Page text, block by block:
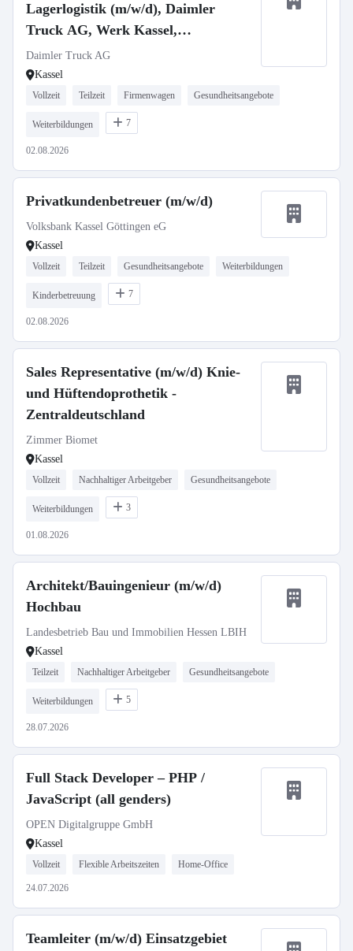
Lagerlogistik (m/w/d), Daimler
Truck AG, Werk Kassel,
Ausbildungsbeginn 01.09.2027
Daimler Truck AG
Kassel
Vollzeit Teilzeit Firmenwagen Gesundheitsangebote
Weiterbildungen 7
02.08.2026
Privatkundenbetreuer (m/w/d)
Volksbank Kassel Göttingen eG
Kassel
Vollzeit Teilzeit Gesundheitsangebote Weiterbildungen
Kinderbetreuung 7
02.08.2026
Sales Representative (m/w/d) Knie-
und Hüftendoprothetik -
Zentraldeutschland
Zimmer Biomet
Kassel
Vollzeit Nachhaltiger Arbeitgeber Gesundheitsangebote
Weiterbildungen 3
01.08.2026
Architekt/Bauingenieur (m/w/d)
Hochbau
Landesbetrieb Bau und Immobilien Hessen LBIH
Kassel
Teilzeit Nachhaltiger Arbeitgeber Gesundheitsangebote
Weiterbildungen 5
28.07.2026
Full Stack Developer – PHP /
JavaScript (all genders)
OPEN Digitalgruppe GmbH
Kassel
Vollzeit Flexible Arbeitszeiten Home-Office
24.07.2026
Teamleiter (m/w/d) Einsatzgebiet